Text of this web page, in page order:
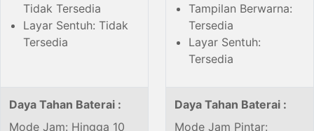
Tidak Tersedia
Layar Sentuh: Tidak
Tersedia
Tampilan Berwarna:
Tersedia
Layar Sentuh:
Tersedia
Daya Tahan Baterai :
Mode Jam: Hingga 10
Daya Tahan Baterai :
Mode Jam Pintar: